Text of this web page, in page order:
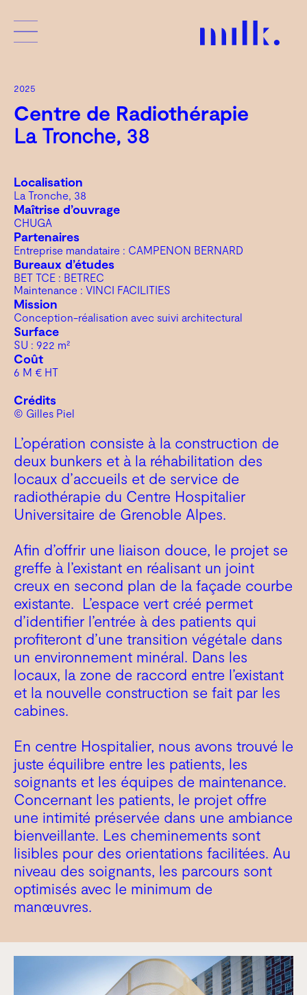
2025
Centre de Radiothérapie
La Tronche, 38
Localisation
La Tronche, 38
Maîtrise d’ouvrage
CHUGA
Partenaires
Entreprise mandataire : CAMPENON BERNARD
Bureaux d’études
BET TCE : BETREC
Maintenance : VINCI FACILITIES
Mission
Conception-réalisation avec suivi architectural
Surface
SU : 922 m²
Coût
6 M € HT
Crédits
© Gilles Piel
L’opération consiste à la construction de
deux bunkers et à la réhabilitation des
locaux d’accueils et de service de
radiothérapie du Centre Hospitalier
Universitaire de Grenoble Alpes.
Afin d’offrir une liaison douce, le projet se
greffe à l’existant en réalisant un joint
creux en second plan de la façade courbe
existante. L’espace vert créé permet
d’identifier l’entrée à des patients qui
profiteront d’une transition végétale dans
un environnement minéral. Dans les
locaux, la zone de raccord entre l’existant
et la nouvelle construction se fait par les
cabines.
En centre Hospitalier, nous avons trouvé le
juste équilibre entre les patients, les
soignants et les équipes de maintenance.
Concernant les patients, le projet offre
une intimité préservée dans une ambiance
bienveillante. Les cheminements sont
lisibles pour des orientations facilitées. Au
niveau des soignants, les parcours sont
optimisés avec le minimum de
manœuvres.